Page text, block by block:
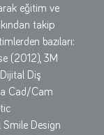
eğitim ve
takip
bazıları:
(2012), 3M
Diş
Cad/Cam
Smile Design